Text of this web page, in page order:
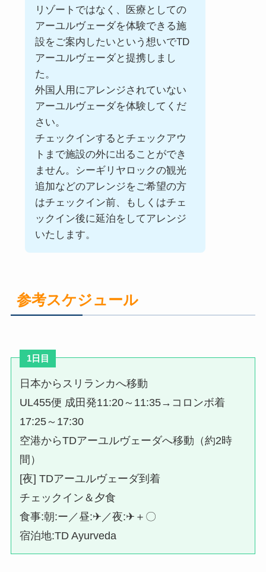
リゾートではなく、医療としての
アーユルヴェーダを体験できる施
設をご案内したいという想いでTD
アーユルヴェーダと提携しまし
た。
外国人用にアレンジされていない
アーユルヴェーダを体験してくだ
さい。
チェックインするとチェックアウ
トまで施設の外に出ることができ
ません。シーギリヤロックの観光
追加などのアレンジをご希望の方
はチェックイン前、もしくはチェ
ックイン後に延泊をしてアレンジ
いたします。
参考スケジュール
1日目
日本からスリランカへ移動
UL455便 成田発11:20～11:35→コロンボ着
17:25～17:30
空港からTDアーユルヴェーダへ移動（約2時
間）
[夜] TDアーユルヴェーダ到着
チェックイン＆夕食
食事:朝:ー／昼:✈／夜:✈＋〇
宿泊地:TD Ayurveda